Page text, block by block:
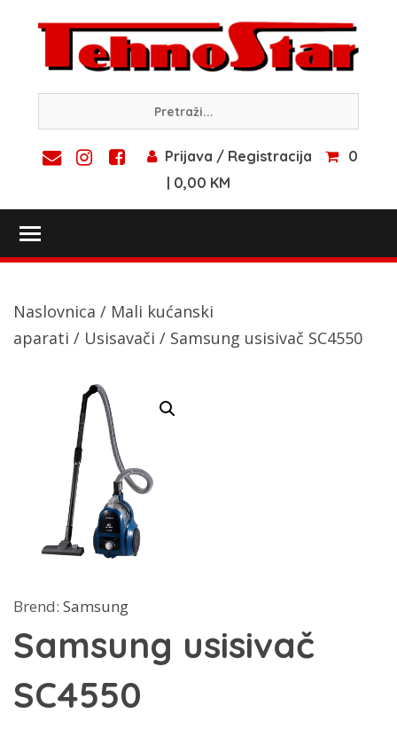
content
Prijava / Registracija
0
| 0,00 KM
Naslovnica / Mali kućanski
aparati / Usisavači / Samsung usisivač SC4550
Brend: Samsung
Samsung usisivač
SC4550